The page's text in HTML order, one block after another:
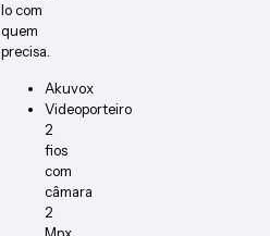
lo com
quem
precisa.
Akuvox
Videoporteiro
2
fios
com
câmara
2
Mpx